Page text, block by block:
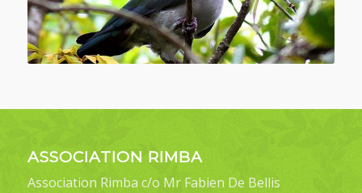
ASSOCIATION RIMBA
Association Rimba c/o Mr Fabien De Bellis